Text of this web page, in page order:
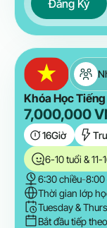
Đăng Ký
Khóa Học
7,000,000
16Giờ
6-10 tuổi & 11-
6:30 chiều-8:00
Thời gian lớp
Tuesday &
Bắt đầu tiếp theo